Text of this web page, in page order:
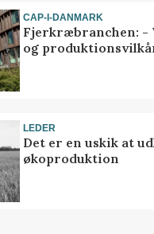
CAP-I-DANMARK
Fjerkræbranchen: -
og
LEDER
Det er en uskik at
økoproduktion